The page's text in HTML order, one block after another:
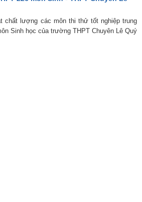
chất lượng các môn thi thử tốt nghiệp trung
Sinh học của trường THPT Chuyên Lê Quý